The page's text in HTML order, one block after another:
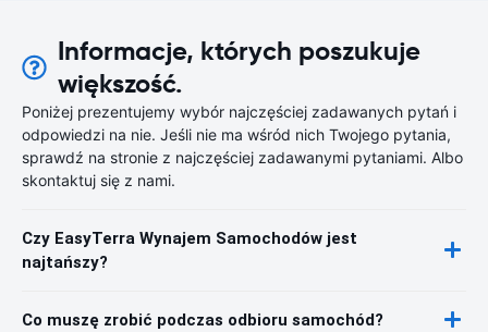
Informacje, których poszukuje
większość.
Poniżej prezentujemy wybór najczęściej zadawanych pytań i
odpowiedzi na nie. Jeśli nie ma wśród nich Twojego pytania,
sprawdź na stronie z najczęściej zadawanymi pytaniami. Albo
skontaktuj się z nami.
Czy EasyTerra Wynajem Samochodów jest
najtańszy?
Co muszę zrobić podczas odbioru samochód?